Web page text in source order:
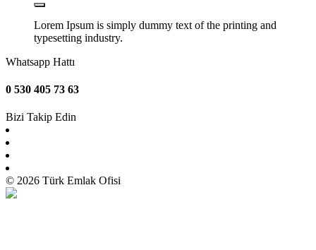
Lorem Ipsum is simply dummy text of the printing and
typesetting industry.
Whatsapp Hattı
0 530 405 73 63
Bizi Takip Edin
© 2026 Türk Emlak Ofisi